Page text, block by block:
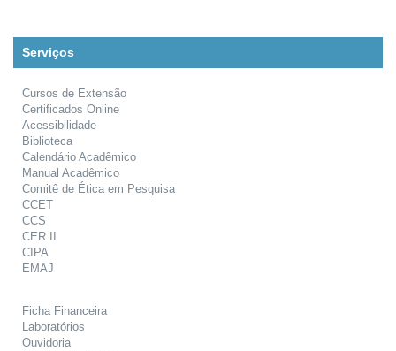
Serviços
Cursos de Extensão
Certificados Online
Acessibilidade
Biblioteca
Calendário Acadêmico
Manual Acadêmico
Comitê de Ética em Pesquisa
CCET
CCS
CER II
CIPA
EMAJ
Ficha Financeira
Laboratórios
Ouvidoria